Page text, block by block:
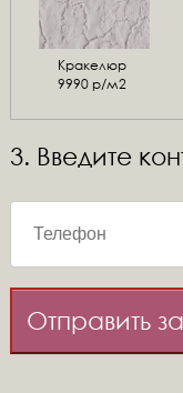
Кракелюр
9990 р/м2
3. Введите
Отправить